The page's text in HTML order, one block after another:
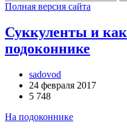
Полная версия сайта
Суккуленты и
подоконнике
sadovod
24 февраля 2017
5 748
На подоконнике